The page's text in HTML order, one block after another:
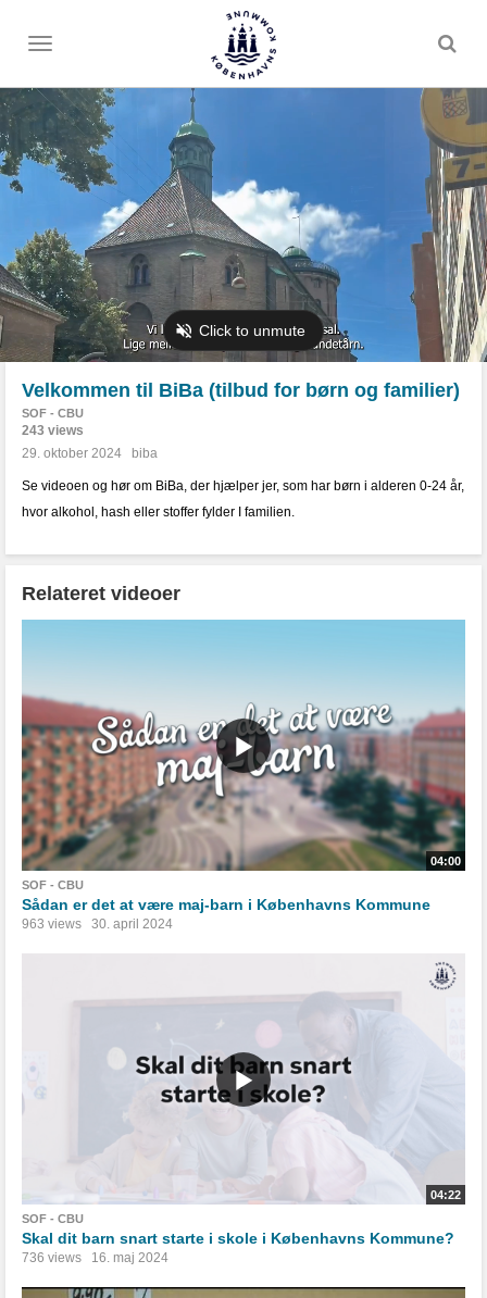
Toggle
Velkommen til BiBa (tilbud for børn og familier)
SOF - CBU
243 views
29. oktober 2024
biba
Se videoen og hør om BiBa, der hjælper jer, som har børn i alderen 0-24 år,
hvor alkohol, hash eller stoffer fylder I familien.
Relateret videoer
04:00
SOF - CBU
Sådan er det at være maj-barn i Københavns Kommune
963 views 30. april 2024
04:22
SOF - CBU
Skal dit barn snart starte i skole i Københavns Kommune?
736 views 16. maj 2024